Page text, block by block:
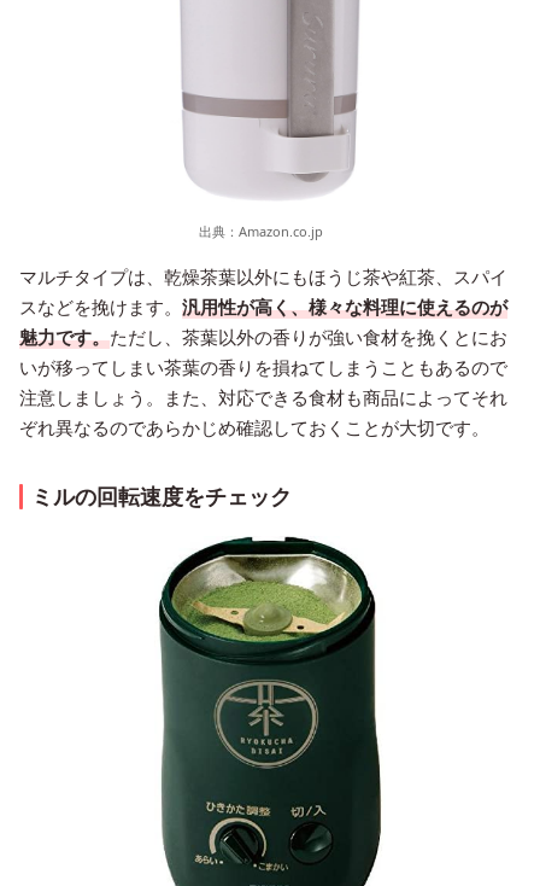
出典： Amazon.co.jp
マルチタイプは、乾燥茶葉以外にもほうじ茶や紅茶、スパイ
スなどを挽けます。 汎用性が高く、様々な料理に使えるのが
魅力です。ただし、茶葉以外の香りが強い食材を挽くとにお
いが移ってしまい茶葉の香りを損ねてしまうこともあるので
注意しましょう。また、対応できる食材も商品によってそれ
ぞれ異なるのであらかじめ確認しておくことが大切です。
ミルの回転速度をチェック